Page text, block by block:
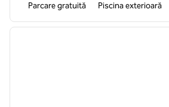
Parcare gratuită Piscina exterioară
1 din 10